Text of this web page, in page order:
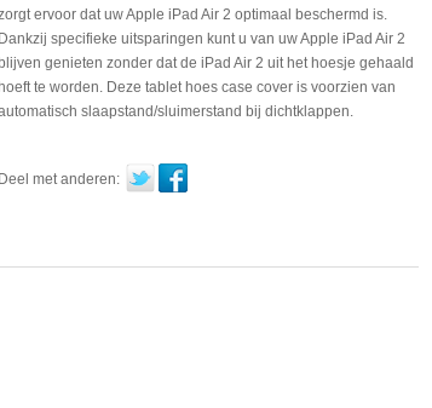
ervoor dat uw Apple iPad Air 2 optimaal beschermd is.
Dankzij specifieke uitsparingen kunt u van uw Apple iPad Air 2
blijven genieten zonder dat de iPad Air 2 uit het hoesje gehaald
hoeft te worden. Deze tablet hoes case cover is voorzien van
slaapstand/sluimerstand bij dichtklappen.
Deel met anderen: